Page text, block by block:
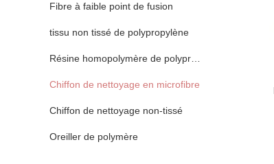
Fibre à faible point de fusion
tissu non tissé de polypropylène
Résine homopolymère de polypropylène
Chiffon de nettoyage en microfibre
Chiffon de nettoyage non-tissé
Oreiller de polymère